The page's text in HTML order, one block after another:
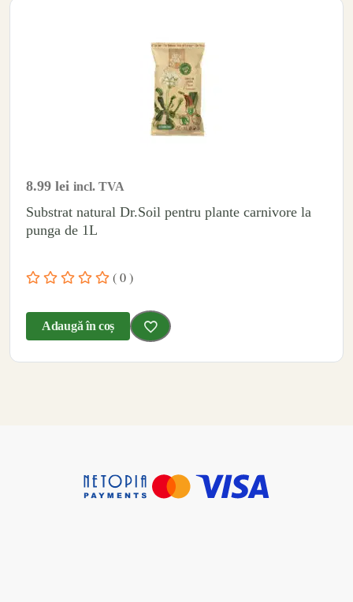
8.99 lei incl. TVA
Substrat natural Dr.Soil pentru plante carnivore la
punga de 1L
( 0 )
Adaugă în coș